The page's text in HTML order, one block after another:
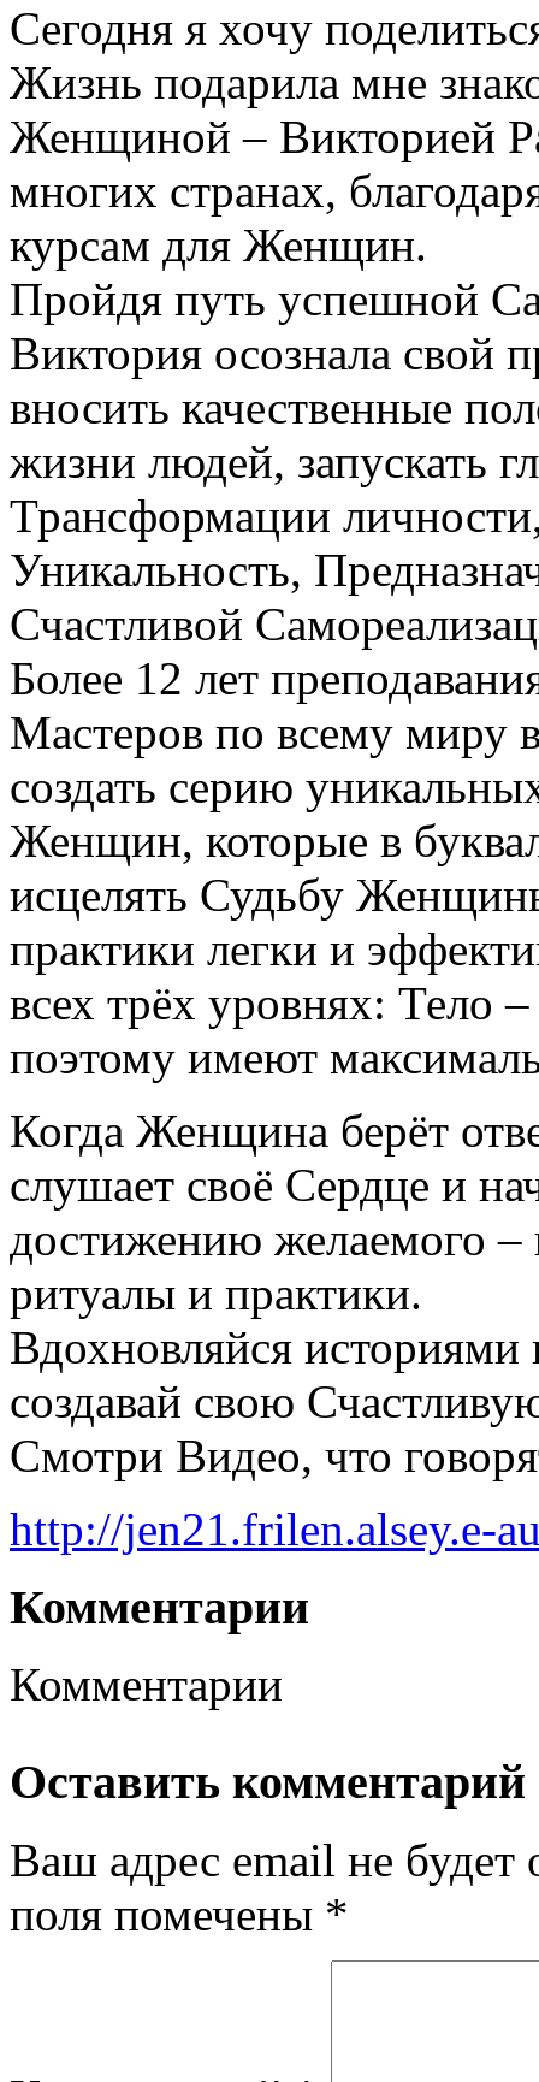
Сегодня я хочу
Жизнь подарила мне
Женщиной – Викторией
многих странах,
курсам для Женщин.
Пройдя путь успешной
Виктория осознала свой
вносить качественные
жизни людей, запускать
Трансформации
Уникальность,
Счастливой
Более 12 лет
Мастеров по всему миру
создать серию
Женщин, которые в
исцелять Судьбу
практики легки и
всех трёх уровнях: Тело
поэтому имеют
Когда Женщина берёт
слушает своё Сердце и
достижению желаемого
ритуалы и практики.
Вдохновляйся
создавай свою
Смотри Видео, что
http://jen21.frilen.alsey.e-
Комментарии
Комментарии
Оставить комментарий
Ваш адрес email не будет
поля помечены *